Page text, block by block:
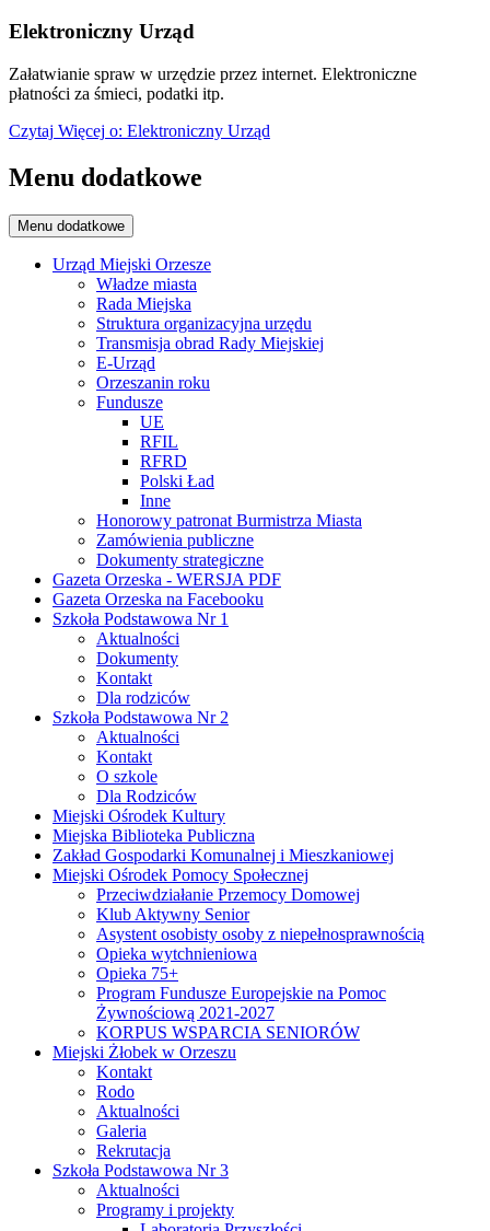
Elektroniczny Urząd
Załatwianie spraw w urzędzie przez internet. Elektroniczne
płatności za śmieci, podatki itp.
Czytaj Więcej o: Elektroniczny Urząd
Menu dodatkowe
Menu dodatkowe
Urząd Miejski Orzesze
Władze miasta
Rada Miejska
Struktura organizacyjna urzędu
Transmisja obrad Rady Miejskiej
E-Urząd
Orzeszanin roku
Fundusze
UE
RFIL
RFRD
Polski Ład
Inne
Honorowy patronat Burmistrza Miasta
Zamówienia publiczne
Dokumenty strategiczne
Gazeta Orzeska - WERSJA PDF
Gazeta Orzeska na Facebooku
Szkoła Podstawowa Nr 1
Aktualności
Dokumenty
Kontakt
Dla rodziców
Szkoła Podstawowa Nr 2
Aktualności
Kontakt
O szkole
Dla Rodziców
Miejski Ośrodek Kultury
Miejska Biblioteka Publiczna
Zakład Gospodarki Komunalnej i Mieszkaniowej
Miejski Ośrodek Pomocy Społecznej
Przeciwdziałanie Przemocy Domowej
Klub Aktywny Senior
Asystent osobisty osoby z niepełnosprawnością
Opieka wytchnieniowa
Opieka 75+
Program Fundusze Europejskie na Pomoc
Żywnościową 2021-2027
KORPUS WSPARCIA SENIORÓW
Miejski Żłobek w Orzeszu
Kontakt
Rodo
Aktualności
Galeria
Rekrutacja
Szkoła Podstawowa Nr 3
Aktualności
Programy i projekty